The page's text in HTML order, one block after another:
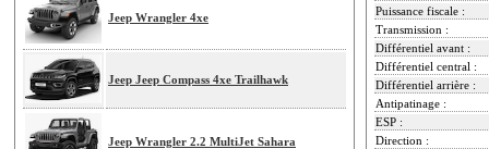
Jeep Wrangler 4xe
Jeep Jeep Compass 4xe Trailhawk
Jeep Wrangler 2.2 MultiJet Sahara
Puissance fiscale :
Transmission :
Différentiel avant :
Différentiel central :
Différentiel arrière :
Antipatinage :
ESP :
Direction :